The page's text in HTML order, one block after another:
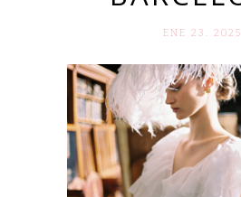
ENE 23. 2025